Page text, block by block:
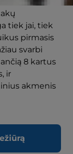
tiek jai, tiek
pirmasis
svarbi
8 kartus
ir
akmenis